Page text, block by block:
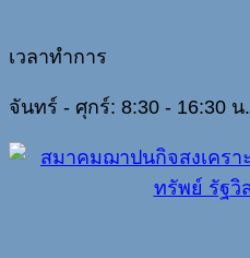
เวลาทำการ
จันทร์ - ศุกร์: 8:30 - 16:30 น.